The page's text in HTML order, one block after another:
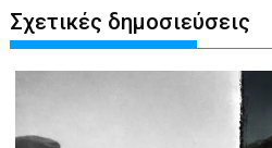
Σχετικές δημοσιεύσεις